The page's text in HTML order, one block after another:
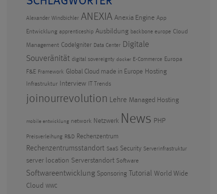
Alexander Windbichler ANEXIA Anexia Engine App
Entwicklung apprenticeship Ausbildung backbone europe Cloud
Management CodeIgniter Data Center Digitale
Souveränität digital sovereignty docker E-Commerce Europa
F&E Framework Global Cloud made in Europe Hosting
Infrastruktur Interview IT Trends
joinourrevolution Lehre Managed Hosting
mobile entwicklung network Netzwerk News PHP
Preisverleihung R&D Rechenzentrum
Rechenzentrumsstandort SaaS Security Serverinfrastruktur
server location Serverstandort Software
Softwareentwicklung Sponsoring Tutorial World Wide
Cloud WWC